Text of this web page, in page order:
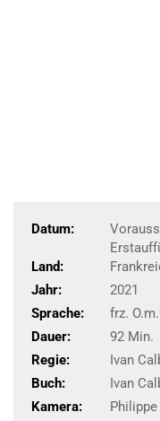
Datum:
Land:
Jahr:
2021
Sprache:
frz.
Dauer:
92 Min.
Regie:
Ivan
Buch:
Ivan
Kamera: